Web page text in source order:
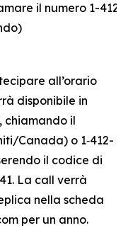
il numero 1-412-
all’orario
disponibile in
chiamando il
Canada) o 1‑412-
il codice di
La call verrà
nella scheda
per un anno.